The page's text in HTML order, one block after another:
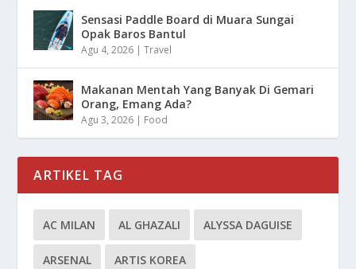
Sensasi Paddle Board di Muara Sungai
Opak Baros Bantul
Agu 4, 2026 |Travel
Makanan Mentah Yang Banyak Di Gemari
Orang, Emang Ada?
Agu 3, 2026 | Food
ARTIKEL TAG
AC MILAN AL GHAZALI ALYSSA DAGUISE
ARSENAL ARTIS KOREA